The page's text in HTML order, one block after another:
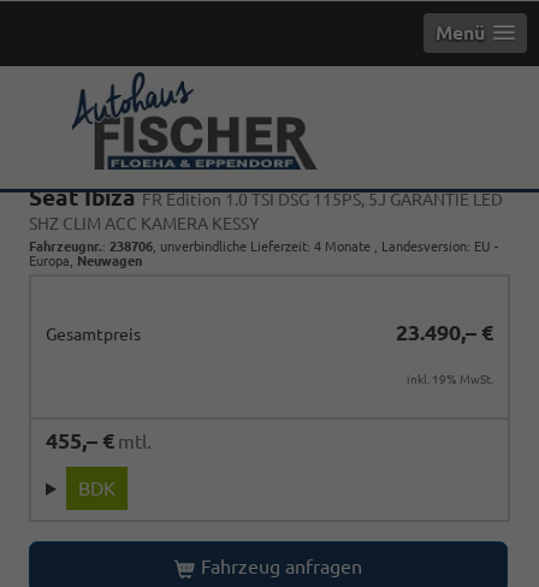
Menü
Seat IbizaFR Edition 1.0 TSI DSG 115PS, 5J GARANTIE LED
SHZ CLIM ACC KAMERA KESSY
Fahrzeugnr.: 238706 , unverbindliche Lieferzeit: 4 Monate , Landesversion: EU -
Europa, Neuwagen
Gesamtpreis 23.490,– €
inkl. 19% MwSt.
455,– € mtl.
BDK
Fahrzeug anfragen